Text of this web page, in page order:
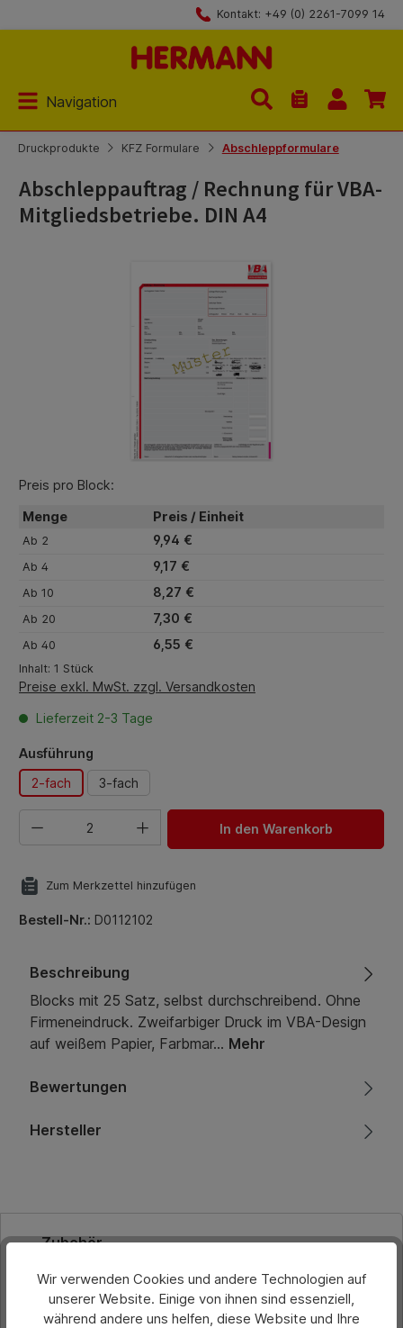
Kontakt: +49 (0) 2261-7099 14
Navigation
Du hast 0
Druckprodukte KFZ Formulare Abschleppformulare
Abschleppauftrag / Rechnung für VBA-
Mitgliedsbetriebe. DIN A4
Preis pro Block:
Menge Preis / Einheit
Ab 2 9,94 €
Ab 4 9,17 €
Ab 10 8,27 €
Ab 20 7,30 €
Ab 40 6,55 €
Inhalt: 1 Stück
Preise exkl. MwSt. zzgl. Versandkosten
Lieferzeit 2-3 Tage
Ausführung
2-fach
3-fach
Produkt Anzahl: Gib den gewünschten Wert ein oder
In den Warenkorb
Zum Merkzettel hinzufügen
Bestell-Nr.: D0112102
Beschreibung
Blocks mit 25 Satz, selbst durchschreibend. Ohne
Firmeneindruck. Zweifarbiger Druck im VBA-Design
auf weißem Papier, Farbmar… Mehr
Bewertungen
Hersteller
Produktgalerie überspringen
Zubehör
Wir verwenden Cookies und andere Technologien auf
unserer Website. Einige von ihnen sind essenziell,
während andere uns helfen, diese Website und Ihre